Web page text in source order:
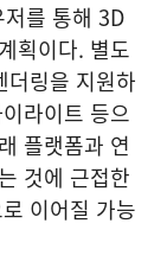
를 통해 3D
획이다. 별도
더링을 지원하
라이트 등으
플랫폼과 연
것에 근접한
이어질 가능